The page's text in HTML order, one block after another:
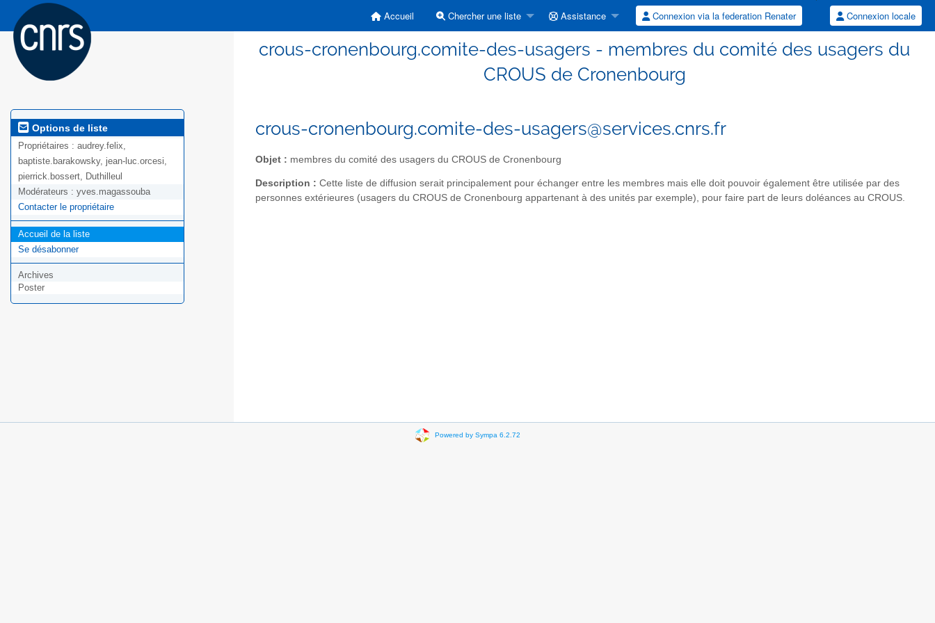
Accueil Chercher une liste Assistance Connexion via la federation Renater Connexion locale
crous-cronenbourg.comite-des-usagers - membres du comité des usagers du
CROUS de Cronenbourg
Options de liste
Propriétaires : audrey.felix,
baptiste.barakowsky, jean-luc.orcesi,
pierrick.bossert, Duthilleul
Modérateurs : yves.magassouba
Contacter le propriétaire
Accueil de la liste
Se désabonner
Archives
Poster
crous-cronenbourg.comite-des-usagers@services.cnrs.fr
Objet : membres du comité des usagers du CROUS de Cronenbourg
Description : Cette liste de diffusion serait principalement pour échanger entre les membres mais elle doit pouvoir également être utilisée par des
personnes extérieures (usagers du CROUS de Cronenbourg appartenant à des unités par exemple), pour faire part de leurs doléances au CROUS.
Powered by Sympa 6.2.72